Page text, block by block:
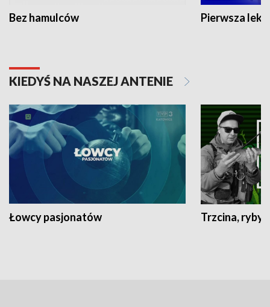
Bez hamulców Pierwsza
KIEDYŚ NA NASZEJ ANTENIE
Łowcy pasjonatów Trzcina, ryby